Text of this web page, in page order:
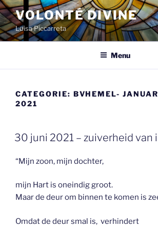
Spring
naar
de
inhoud
VOLONTÉ DIVINE
Luisa Piccarreta
Menu
CATEGORIE: BVHEMEL-
2021
GEPLAATST
OP
30 juni 2021 – zuiverheid van
“Mijn zoon, mijn dochter,
mijn Hart is oneindig groot.
Maar de deur om binnen te komen is
Omdat de deur smal is, verhindert